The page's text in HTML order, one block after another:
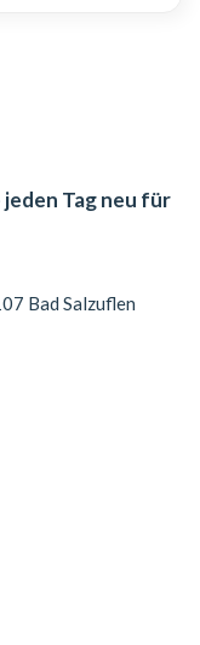
Tag neu für
Bad Salzuflen